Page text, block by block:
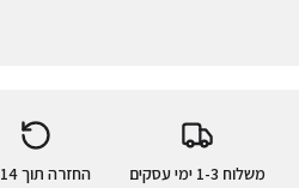
משלוח 1-3 ימי עסקים החזרה תוך 14 יום